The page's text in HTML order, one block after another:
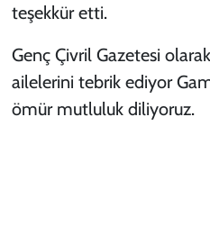
teşekkür etti.
Genç Çivril Gazetesi
ailelerini tebrik ediyor
ömür mutluluk diliyoruz.